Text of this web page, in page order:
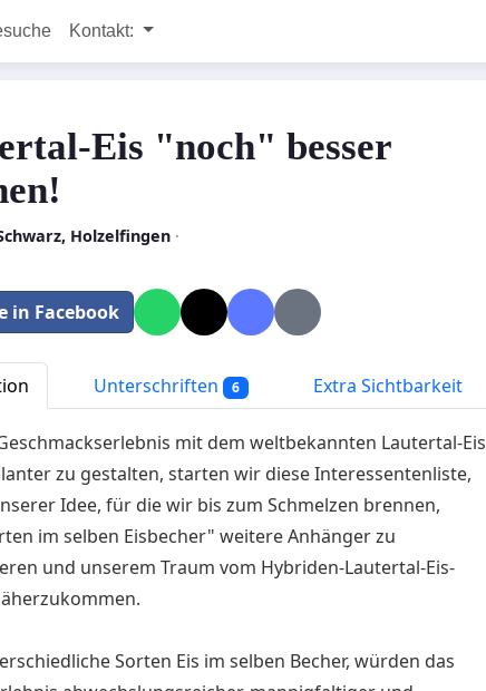
Kontakt:
Eis "noch" besser
Holzelfingen·
in Facebook
Unterschriften 6 Extra Sichtbarkeit
mit dem weltbekannten Lautertal-Eis
zu gestalten, starten wir diese Interessentenliste,
Idee, für die wir bis zum Schmelzen brennen,
im selben Eisbecher" weitere Anhänger zu
und unserem Traum vom Hybriden-Lautertal-Eis-
Sorten Eis im selben Becher, würden das